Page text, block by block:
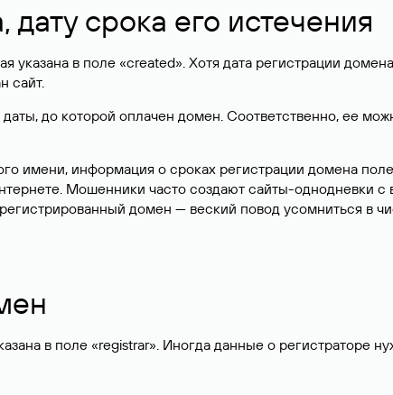
дату срока его истечения
указана в поле «created». Хотя дата регистрации
сайт.
до которой оплачен домен. Соответственно, ее
имени, информация о сроках регистрации домена
Мошенники часто создают сайты-однодневки
домен — веский повод усомниться в
в поле «registrar». Иногда данные о регистраторе